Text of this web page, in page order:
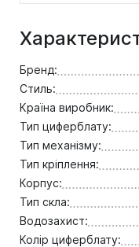
Бренд:
Стиль:
Країна виробник:
Тип циферблату:
Тип механізму:
Тип кріплення:
Корпус:
Тип скла:
Водозахист:
Колір циферблату: